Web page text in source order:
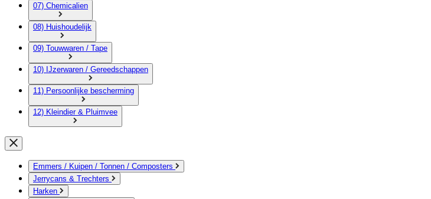
07) Chemicalien
08) Huishoudelijk
09) Touwwaren / Tape
10) IJzerwaren / Gereedschappen
11) Persoonlijke bescherming
12) Kleindier & Pluimvee
Emmers / Kuipen / Tonnen / Composters
Jerrycans & Trechters
Harken